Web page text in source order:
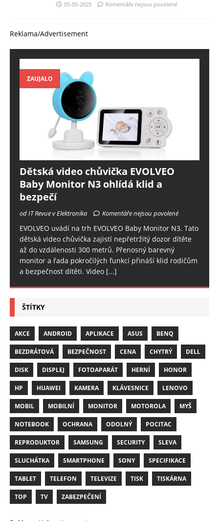
05-05-2025 Komentáře nejsou povolené
Reklama/Advertisement
ZAUJALO
Dětská video chůvička EVOLVEO
Baby Monitor N3 ohlídá klid a
bezpečí
od IT Revue v Elektronika Komentáře nejsou povolené
EVOLVEO uvádí na trh EVOLVEO Baby Monitor N3. Tato
dětská video chůvička zajistí nepřetržitý dozor dítěte
až do vzdálenosti 300 metrů. Přenosný barevný
monitor a řada pokročilých funkcí přináší klid rodičům
a bezpečnost dítěti. Video [...]
ŠTÍTKY
AKCE ANDROID APLIKACE ASUS BENQ
BEZDRÁTOVÁ BEZPEČNOST CENA CHYTRÝ DELL
DISK DISPLEJ FOTOAPARÁT HERNÍ HONOR
HP HUAWEI KAMERA KLÁVESNICE LENOVO
MOBIL MOBILNÍ MONITOR MOTOROLA MYŠ
NOTEBOOK OCHRANA ODOLNÝ POCITAC
REPRODUKTOR SAMSUNG SECURITY SLEVA
SLUCHÁTKA SMARTPHONE SONY SPECIFIKACE
TABLET TELEFON TELEVIZE TISK TISKÁRNA
TOP TV ZABEZPEČENÍ